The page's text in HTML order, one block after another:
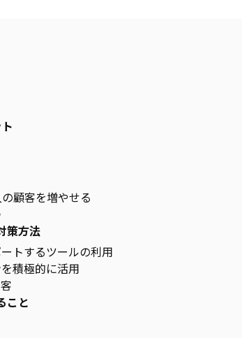
顧客を増やせる
策方法
トするツールの利用
積極的に活用
こと